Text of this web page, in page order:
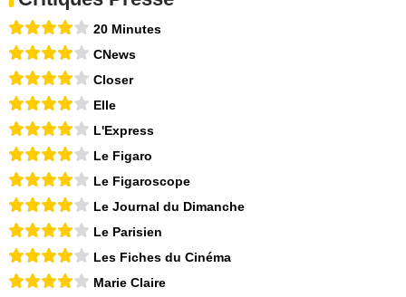
20 Minutes
CNews
Closer
Elle
L'Express
Le Figaro
Le Figaroscope
Le Journal du Dimanche
Le Parisien
Les Fiches du Cinéma
Marie Claire